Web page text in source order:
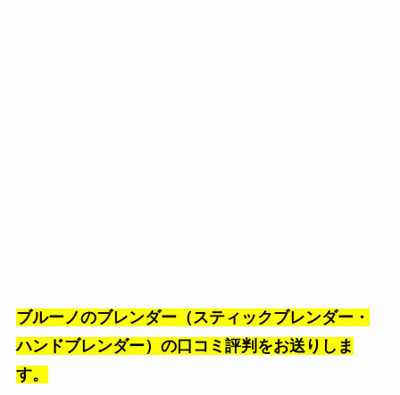
ブルーノのブレンダー（スティックブレンダー・
ハンドブレンダー）の口コミ評判をお送りしま
す。